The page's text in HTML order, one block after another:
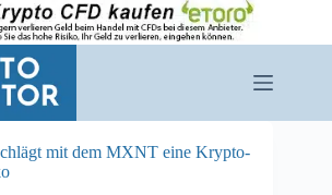
mit dem MXNT eine Krypto-